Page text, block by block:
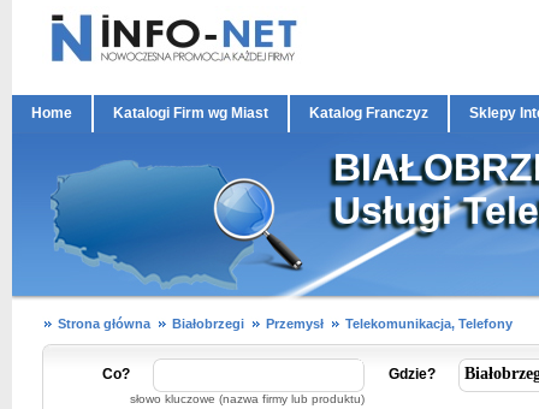
Home Katalogi Firm wg Miast Katalog Franczyz Sklepy
Usługi
Strona główna Białobrzegi Przemysł Telekomunikacja, Telefony
Co?
słowo kluczowe (nazwa firmy lub produktu)
Gdzie?